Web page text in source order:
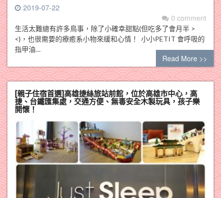
2019-07-22
0 comment
生活太難總有許多鳥事，除了小確幸甜點(但吃多了會月半 >
<)，也很需要的療癒系小物來緩和心情！ 小小PETIT 會呼吸的
指甲油…
Read More >>
[親子住宿首選]高雄捷絲旅站前館，位於高雄市中心，高
捷、台鐵匯集處，交通方便、無毒安全木製玩具，孩子樂
開懷！